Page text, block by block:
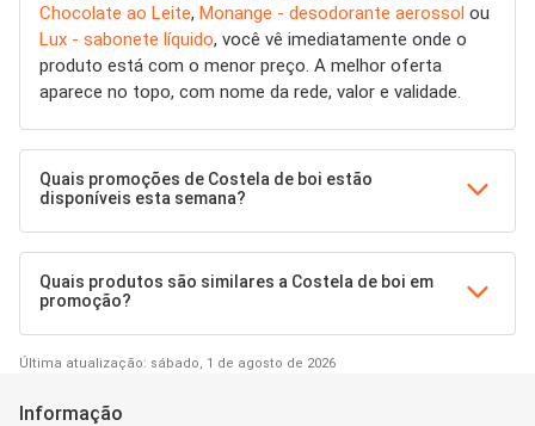
Chocolate ao Leite, Monange - desodorante aerossol ou
Lux - sabonete líquido, você vê imediatamente onde o
produto está com o menor preço. A melhor oferta
aparece no topo, com nome da rede, valor e validade.
Quais promoções de Costela de boi estão
disponíveis esta semana?
Quais produtos são similares a Costela de boi em
promoção?
Última atualização: sábado, 1 de agosto de 2026
Informação